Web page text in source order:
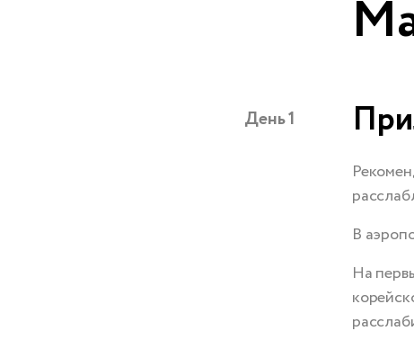
День 1
В
На